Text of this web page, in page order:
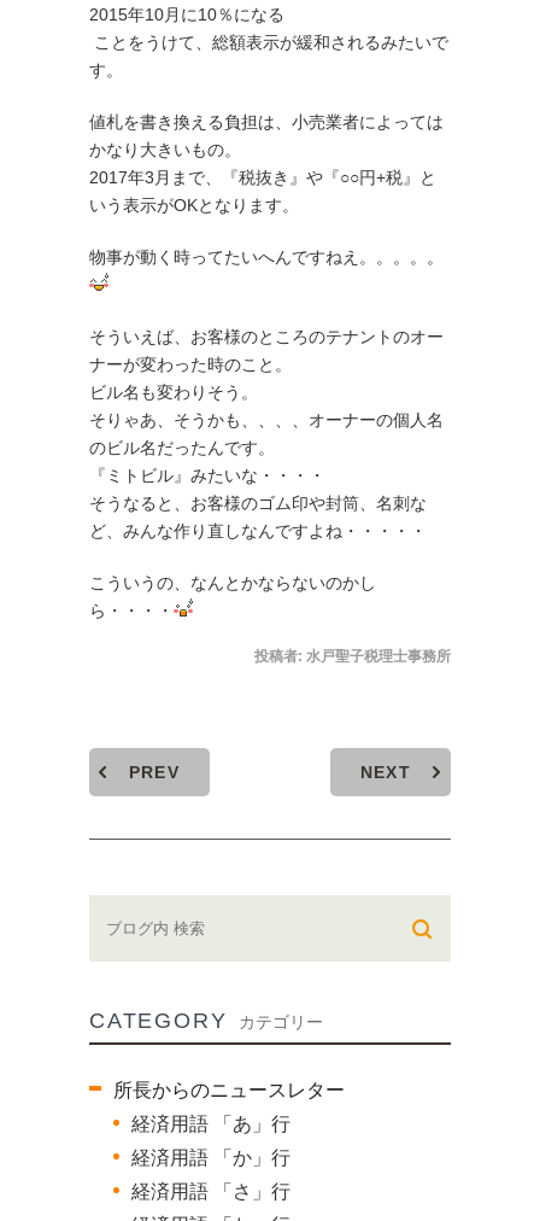
2015年10月に10％になる
ことをうけて、総額表示が緩和されるみたいで
す。
値札を書き換える負担は、小売業者によっては
かなり大きいもの。
2017年3月まで、『税抜き』や『○○円+税』と
いう表示がOKとなります。
物事が動く時ってたいへんですねえ。。。。。
そういえば、お客様のところのテナントのオー
ナーが変わった時のこと。
ビル名も変わりそう。
そりゃあ、そうかも、、、、オーナーの個人名
のビル名だったんです。
『ミトビル』みたいな・・・・
そうなると、お客様のゴム印や封筒、名刺な
ど、みんな作り直しなんですよね・・・・・
こういうの、なんとかならないのかし
ら・・・・
投稿者: 水戸聖子税理士事務所
PREV NEXT
CATEGORY カテゴリー
所長からのニュースレター
経済用語 「あ」行
経済用語 「か」行
経済用語 「さ」行